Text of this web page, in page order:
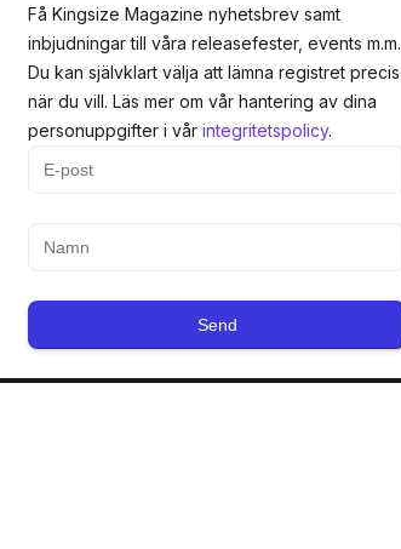
Få Kingsize Magazine nyhetsbrev samt
inbjudningar till våra releasefester, events m.m.
Du kan självklart välja att lämna registret precis
när du vill. Läs mer om vår hantering av dina
personuppgifter i vår integritetspolicy.
Send